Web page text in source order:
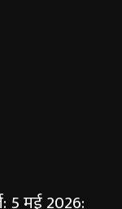
5 मई 2026: